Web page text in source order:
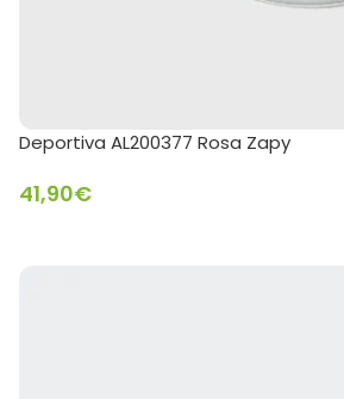
Deportiva AL200377 Rosa Zapy
41,90€